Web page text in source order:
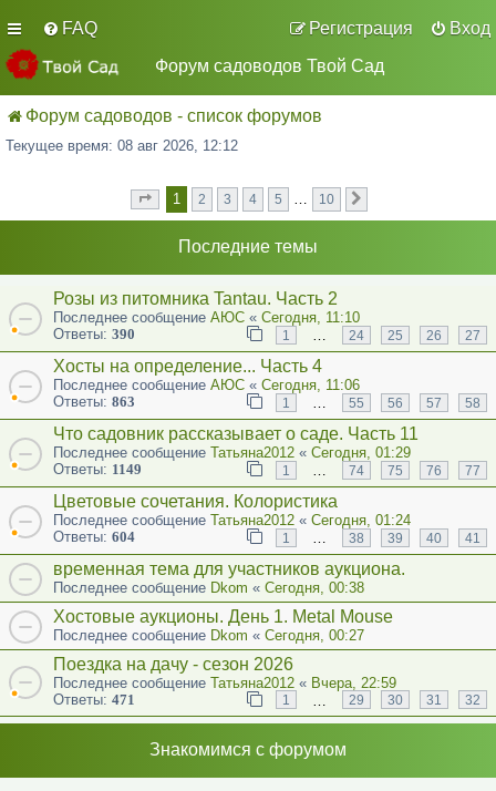
FAQ Вход
Регистрация
Форум садоводов Твой Сад
Форум садоводов - список форумов
Текущее время: 08 авг 2026, 12:12
Страница 1из 10
1 2 3 4 5 … 10
Последние темы
Розы из питомника Tantau. Часть 2
Последнее сообщение АЮС « Сегодня, 11:10
Ответы: 390 1 … 24 25 26 27
Хосты на определение... Часть 4
Последнее сообщение АЮС « Сегодня, 11:06
Ответы: 863 1 … 55 56 57 58
Что садовник рассказывает о саде. Часть 11
Последнее сообщение Татьяна2012 « Сегодня, 01:29
Ответы: 1149 1 … 74 75 76 77
Цветовые сочетания. Колористика
Последнее сообщение Татьяна2012 « Сегодня, 01:24
Ответы: 604 1 38 39 40 41
временная тема для участников аукциона.
Последнее сообщение Dkom « Сегодня, 00:38
Хостовые аукционы. День 1. Metal Mouse
Последнее сообщение Dkom « Сегодня, 00:27
Поездка на дачу - сезон 2026
Последнее сообщение Татьяна2012 « Вчера, 22:59
Ответы: 471 1 29 30 31 32
Знакомимся с форумом